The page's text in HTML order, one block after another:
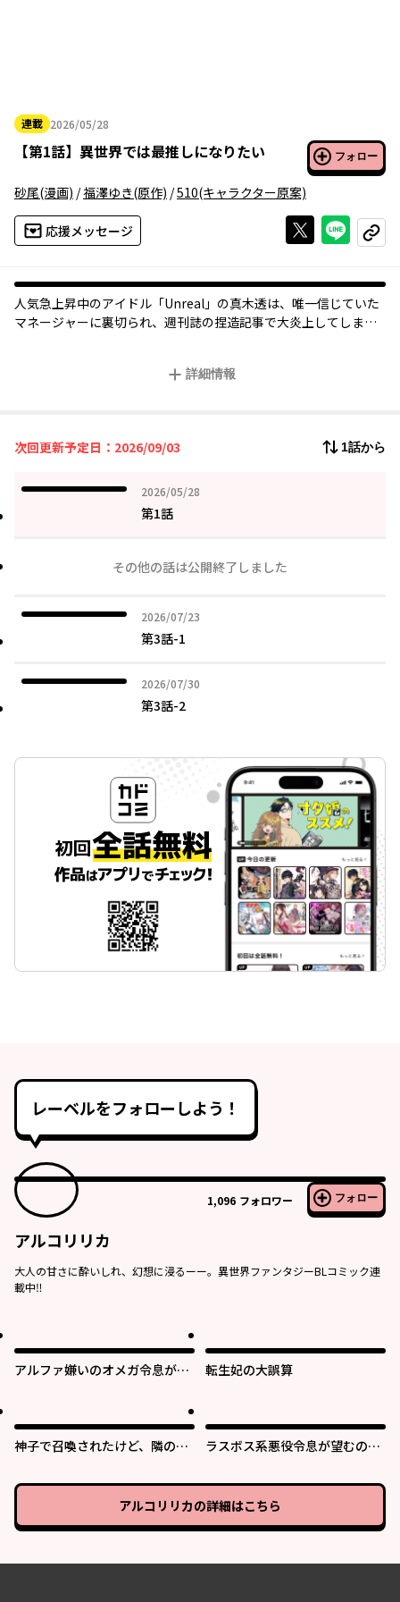
連載 2026/05/28
2026年05月28日
【第1話】 異世界では最推しになりたい フォロー
砂尾(漫画) /福澤ゆき(原作) /510(キャラクター原案)
応援メッセージ Xで投稿する
ライン
コピー
人気急上昇中のアイドル「Unreal」の真木透は、唯一信じていた
マネージャーに裏切られ、週刊誌の捏造記事で大炎上してしま
王国の"神子「候補」"として異世界召喚された！
詳細情報
次回更新予定日：2026/09/03 1話から
2026/05/28
2026年05月28日
第1話
その他の話は公開終了しました
2026/07/23
2026年07月23日
第3話-1
2026/07/30
2026年07月30日
第3話-2
レーベルをフォローしよう！
1,096 フォロワー フォロー
アルコリリカ
大人の甘さに酔いしれ、幻想に浸るーー。異世界ファンタジーBLコミック連
載中‼︎
アルファ嫌いのオメガ令息が寡
転生妃の大誤算
神子で召喚されたけど、隣の人
なかった
ラスボス系悪役令息が望むの
アルコリリカの詳細はこちら